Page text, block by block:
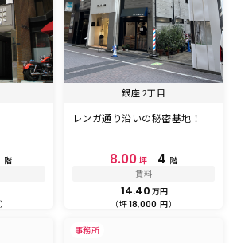
階
銀座 2丁目
レンガ通り沿いの秘密基地！
8.00 坪 4 階
賃料
14.40 万円
（坪18,000 円）
事務所